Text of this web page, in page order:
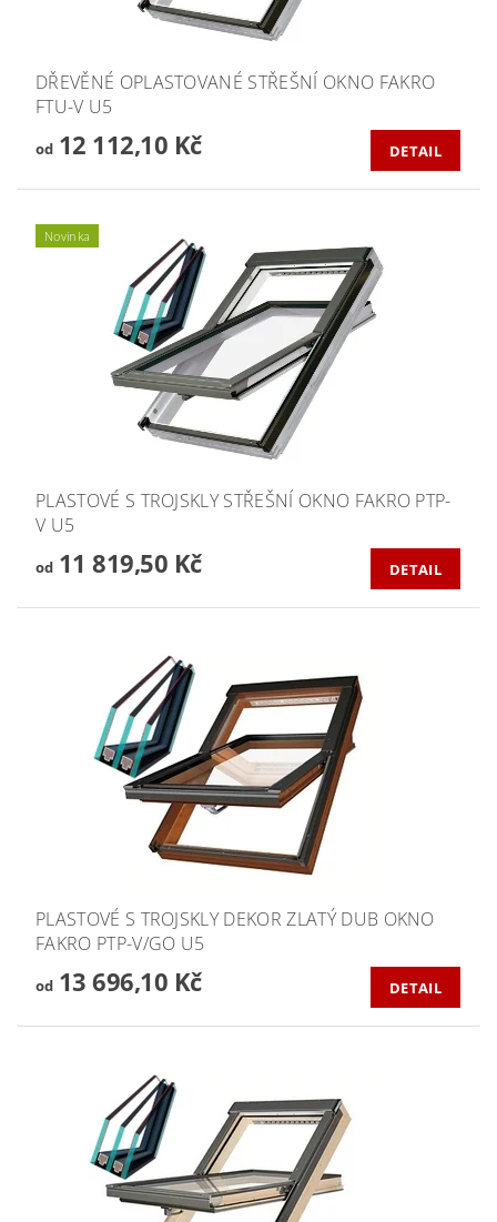
DŘEVĚNÉ OPLASTOVANÉ STŘEŠNÍ OKNO FAKRO
FTU-V U5
od12 112,10 Kč DETAIL
Novinka
PLASTOVÉ S TROJSKLY STŘEŠNÍ OKNO FAKRO PTP-
V U5
od11 819,50 Kč DETAIL
PLASTOVÉ S TROJSKLY DEKOR ZLATÝ DUB OKNO
FAKRO PTP-V/GO U5
od13 696,10 Kč DETAIL